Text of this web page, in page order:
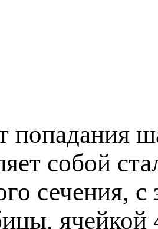
попадания
собой
сечения,